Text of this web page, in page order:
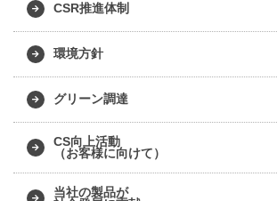
CSR推進体制
環境方針
グリーン調達
CS向上活動
（お客様に向けて）
当社の製品が